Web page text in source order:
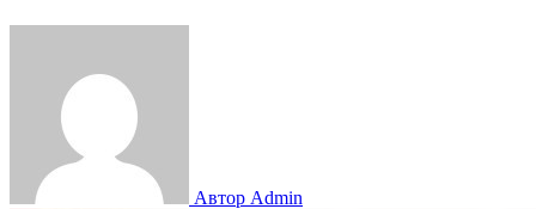
Автор Admin